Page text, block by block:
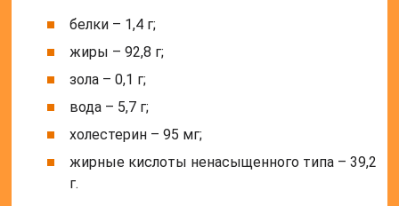
белки – 1,4 г;
жиры – 92,8 г;
зола – 0,1 г;
вода – 5,7 г;
холестерин – 95 мг;
жирные кислоты ненасыщенного типа – 39,2
г.